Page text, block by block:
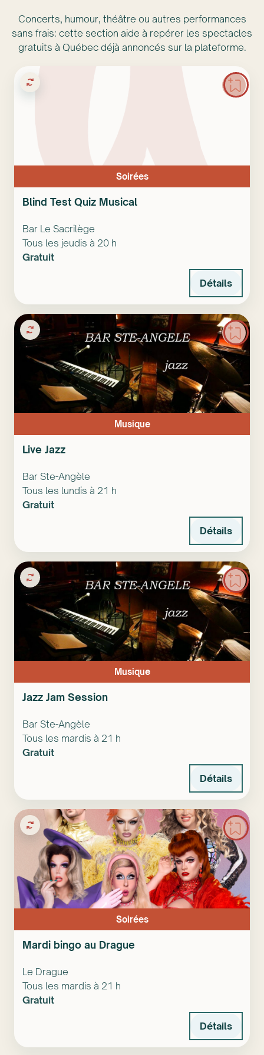
Concerts, humour, théâtre ou autres performances
sans frais: cette section aide à repérer les spectacles
gratuits à Québec déjà annoncés sur la plateforme.
Soirées
Blind Test Quiz Musical
Bar Le Sacrilège
Tous les jeudis à 20 h
Gratuit
Détails
Musique
Live Jazz
Bar Ste-Angèle
Tous les lundis à 21 h
Gratuit
Détails
Musique
Jazz Jam Session
Bar Ste-Angèle
Tous les mardis à 21 h
Gratuit
Détails
Soirées
Mardi bingo au Drague
Le Drague
Tous les mardis à 21 h
Gratuit
Détails